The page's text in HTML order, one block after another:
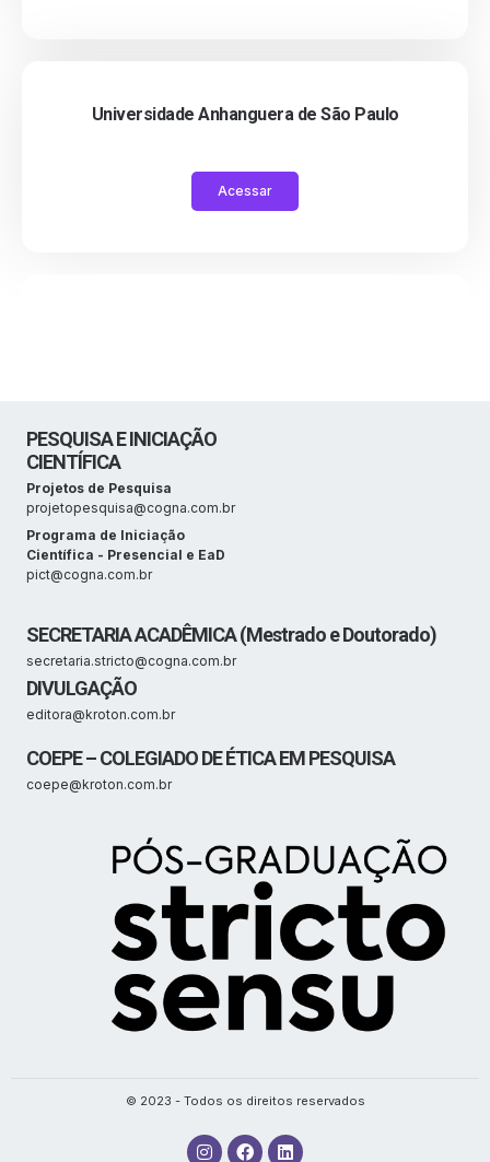
Universidade Anhanguera de São Paulo
Acessar
PESQUISA E INICIAÇÃO
CIENTÍFICA
Projetos de Pesquisa
projetopesquisa@cogna.com.br
Programa de Iniciação
Científica - Presencial e EaD
pict@cogna.com.br
SECRETARIA ACADÊMICA (Mestrado e Doutorado)
secretaria.stricto@cogna.com.br
DIVULGAÇÃO
editora@kroton.com.br
COEPE – COLEGIADO DE ÉTICA EM PESQUISA
coepe@kroton.com.br
© 2023 - Todos os direitos reservados